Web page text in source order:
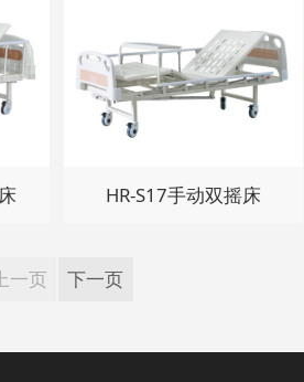
HR-S17手动双摇床
上一页 下一页